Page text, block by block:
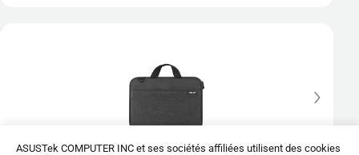
ASUSTek COMPUTER INC et ses sociétés affiliées utilisent des cookies